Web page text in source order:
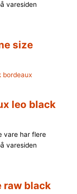
varesiden
size
leo black
vare har flere
varesiden
raw black